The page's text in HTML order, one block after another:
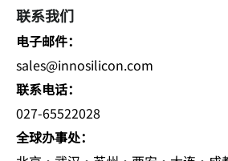
联系我们
电子邮件：
sales@innosilicon.com
联系电话：
027-65522028
全球办事处：